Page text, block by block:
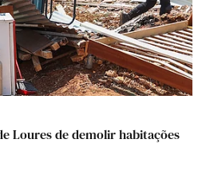
Loures de demolir habitações